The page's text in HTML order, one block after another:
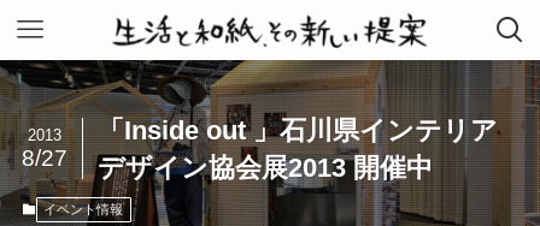
「Inside out 」石川県インテリア
デザイン協会展2013 開催中
2013
8/27
イベント情報